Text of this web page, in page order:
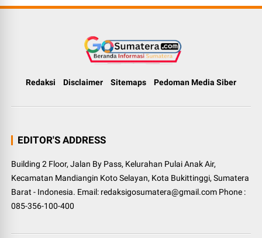
Redaksi Disclaimer Sitemaps Pedoman Media Siber
EDITOR'S ADDRESS
Building 2 Floor, Jalan By Pass, Kelurahan Pulai Anak Air,
Kecamatan Mandiangin Koto Selayan, Kota Bukittinggi, Sumatera
Barat - Indonesia. Email: redaksigosumatera@gmail.com Phone :
085-356-100-400